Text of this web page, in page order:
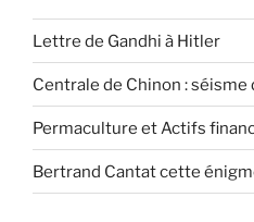
Lettre de Gandhi à Hitler
Centrale de Chinon : séisme
Permaculture et Actifs
Bertrand Cantat cette